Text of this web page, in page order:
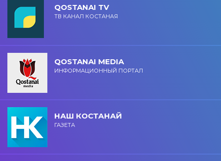
QOSTANAI TV
ТВ КАНАЛ КОСТАНАЯ
QOSTANAI MEDIA
ИНФОРМАЦИОННЫЙ ПОРТАЛ
НАШ КОСТАНАЙ
ГАЗЕТА